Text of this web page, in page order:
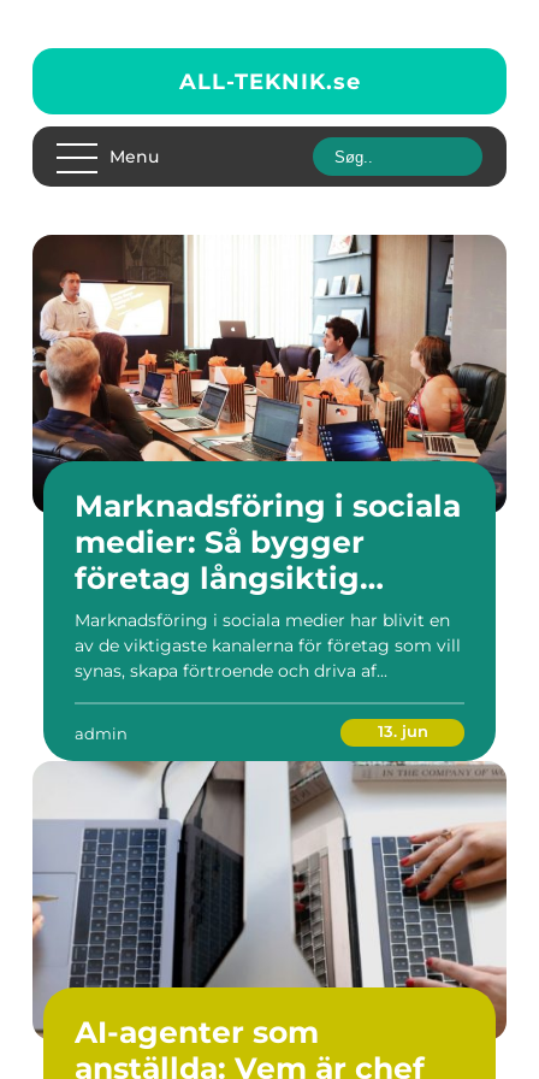
ALL-TEKNIK.se
Menu
Marknadsföring i sociala
medier: Så bygger
företag långsiktig
synlighet
Marknadsföring i sociala medier har blivit en
av de viktigaste kanalerna för företag som vill
synas, skapa förtroende och driva af...
admin 13. jun
AI-agenter som
anställda: Vem är chef